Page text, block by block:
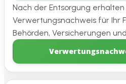
Nach der Entsorgung
Verwertungsnachweis für Ihr
Behörden, Versicherungen